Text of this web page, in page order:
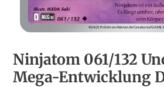
Ninjatom 061/132
Mega-Entwicklung